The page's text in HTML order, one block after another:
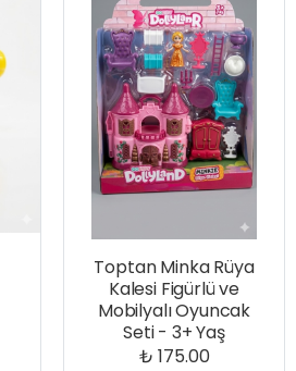
Toptan Minka Rüya
Kalesi Figürlü ve
Mobilyalı Oyuncak
Seti - 3+ Yaş
₺ 175.00